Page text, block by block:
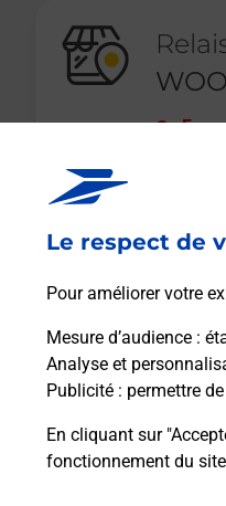
Le respect de
Pour améliorer votre
Mesure d’audience :
Analyse et
Publicité : permettre
En cliquant sur
fonctionnement du
En